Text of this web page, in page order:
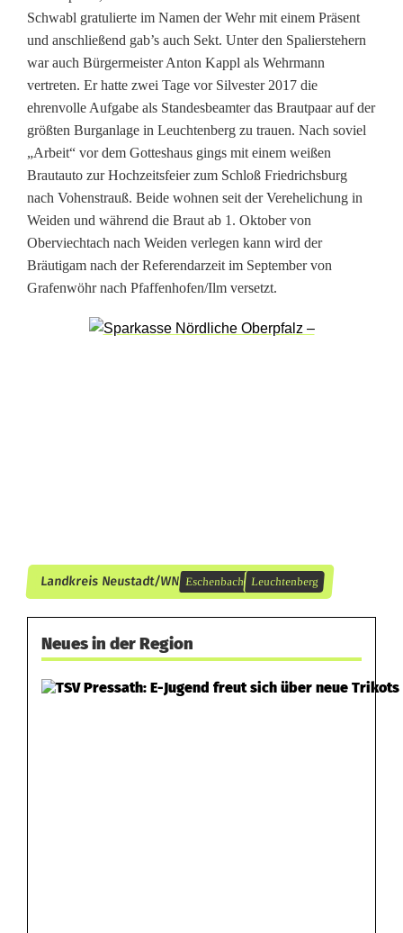
a
t
r
i
c
k
s
a
g
Schwabl gratulierte im Namen der Wehr mit einem Präsent
und anschließend gab’s auch Sekt. Unter den Spalierstehern
war auch Bürgermeister Anton Kappl als Wehrmann
vertreten. Er hatte zwei Tage vor Silvester 2017 die
ehrenvolle Aufgabe als Standesbeamter das Brautpaar auf der
größten Burganlage in Leuchtenberg zu trauen. Nach soviel
„Arbeit“ vor dem Gotteshaus gings mit einem weißen
Brautauto zur Hochzeitsfeier zum Schloß Friedrichsburg
nach Vohenstrauß. Beide wohnen seit der Verehelichung in
Weiden und während die Braut ab 1. Oktober von
Oberviechtach nach Weiden verlegen kann wird der
Bräutigam nach der Referendarzeit im September von
Grafenwöhr nach Pfaffenhofen/Ilm versetzt.
Landkreis Neustadt/WN Eschenbach Leuchtenberg
Neues in der Region